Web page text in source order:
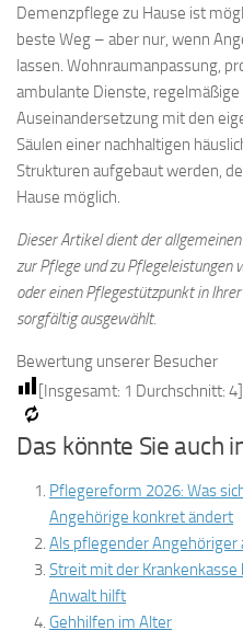
Demenzpflege zu Hause ist
beste Weg – aber nur, wenn
lassen. Wohnraumanpassung,
ambulante Dienste,
Auseinandersetzung mit den
Säulen einer nachhaltigen
Strukturen aufgebaut werden,
Hause möglich.
Dieser Artikel dient der
zur Pflege und zu Pflegeleistungen
oder einen Pflegestützpunkt in
sorgfältig ausgewählt.
Bewertung unserer Besucher
[Insgesamt: 1 Durchschnitt: 4]
Das könnte Sie auch
Pflegereform 2026: Was
Angehörige konkret ändert
Als pflegender Angehöriger
Streit mit der
Anwalt hilft
Gehhilfen im Alter